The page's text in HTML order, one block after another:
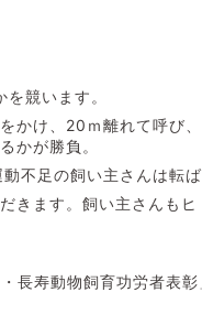
競います。
かけ、20ｍ離れて呼び、
かが勝負。
不足の飼い主さんは転ば
きます。飼い主さんも
長寿動物飼育功労者表